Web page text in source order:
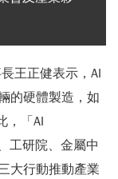
王正健表示，AI
的硬體製造，如
，「AI
工研院、金屬中
大行動推動產業